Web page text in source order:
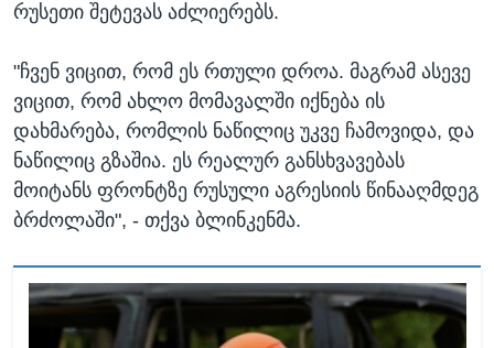
რუსეთი შეტევას აძლიერებს.
"ჩვენ ვიცით, რომ ეს რთული დროა. მაგრამ ასევე
ვიცით, რომ ახლო მომავალში იქნება ის
დახმარება, რომლის ნაწილიც უკვე ჩამოვიდა, და
ნაწილიც გზაშია. ეს რეალურ განსხვავებას
მოიტანს ფრონტზე რუსული აგრესიის წინააღმდეგ
ბრძოლაში", - თქვა ბლინკენმა.